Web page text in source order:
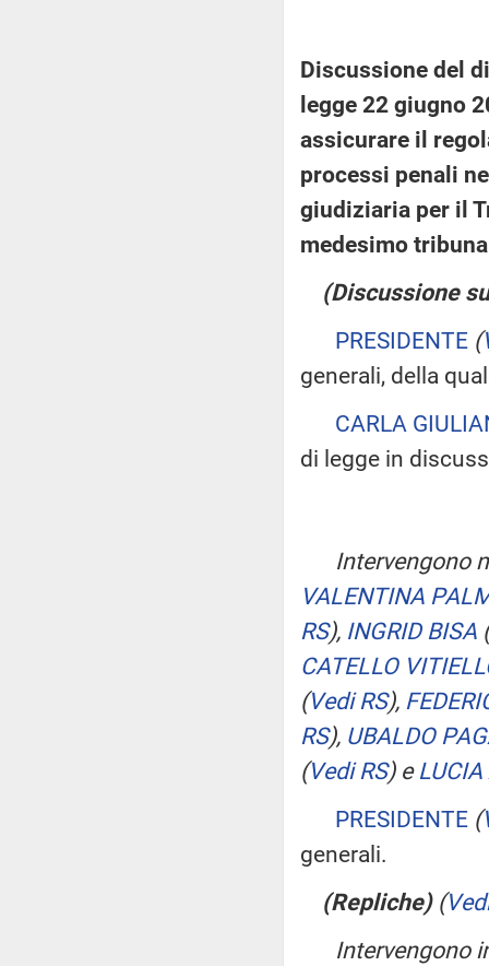
Discussione del
legge 22 giugno
assicurare il
processi penali
giudiziaria per il
medesimo
(Discussione
PRESIDENTE (
generali, della
CARLA
di legge in
Intervengono
VALENTINA
RS), INGRID BISA
CATELLO
(Vedi RS),
RS), UBALDO
(Vedi RS)e
PRESIDENTE (
generali.
(Repliche) (
Intervengono